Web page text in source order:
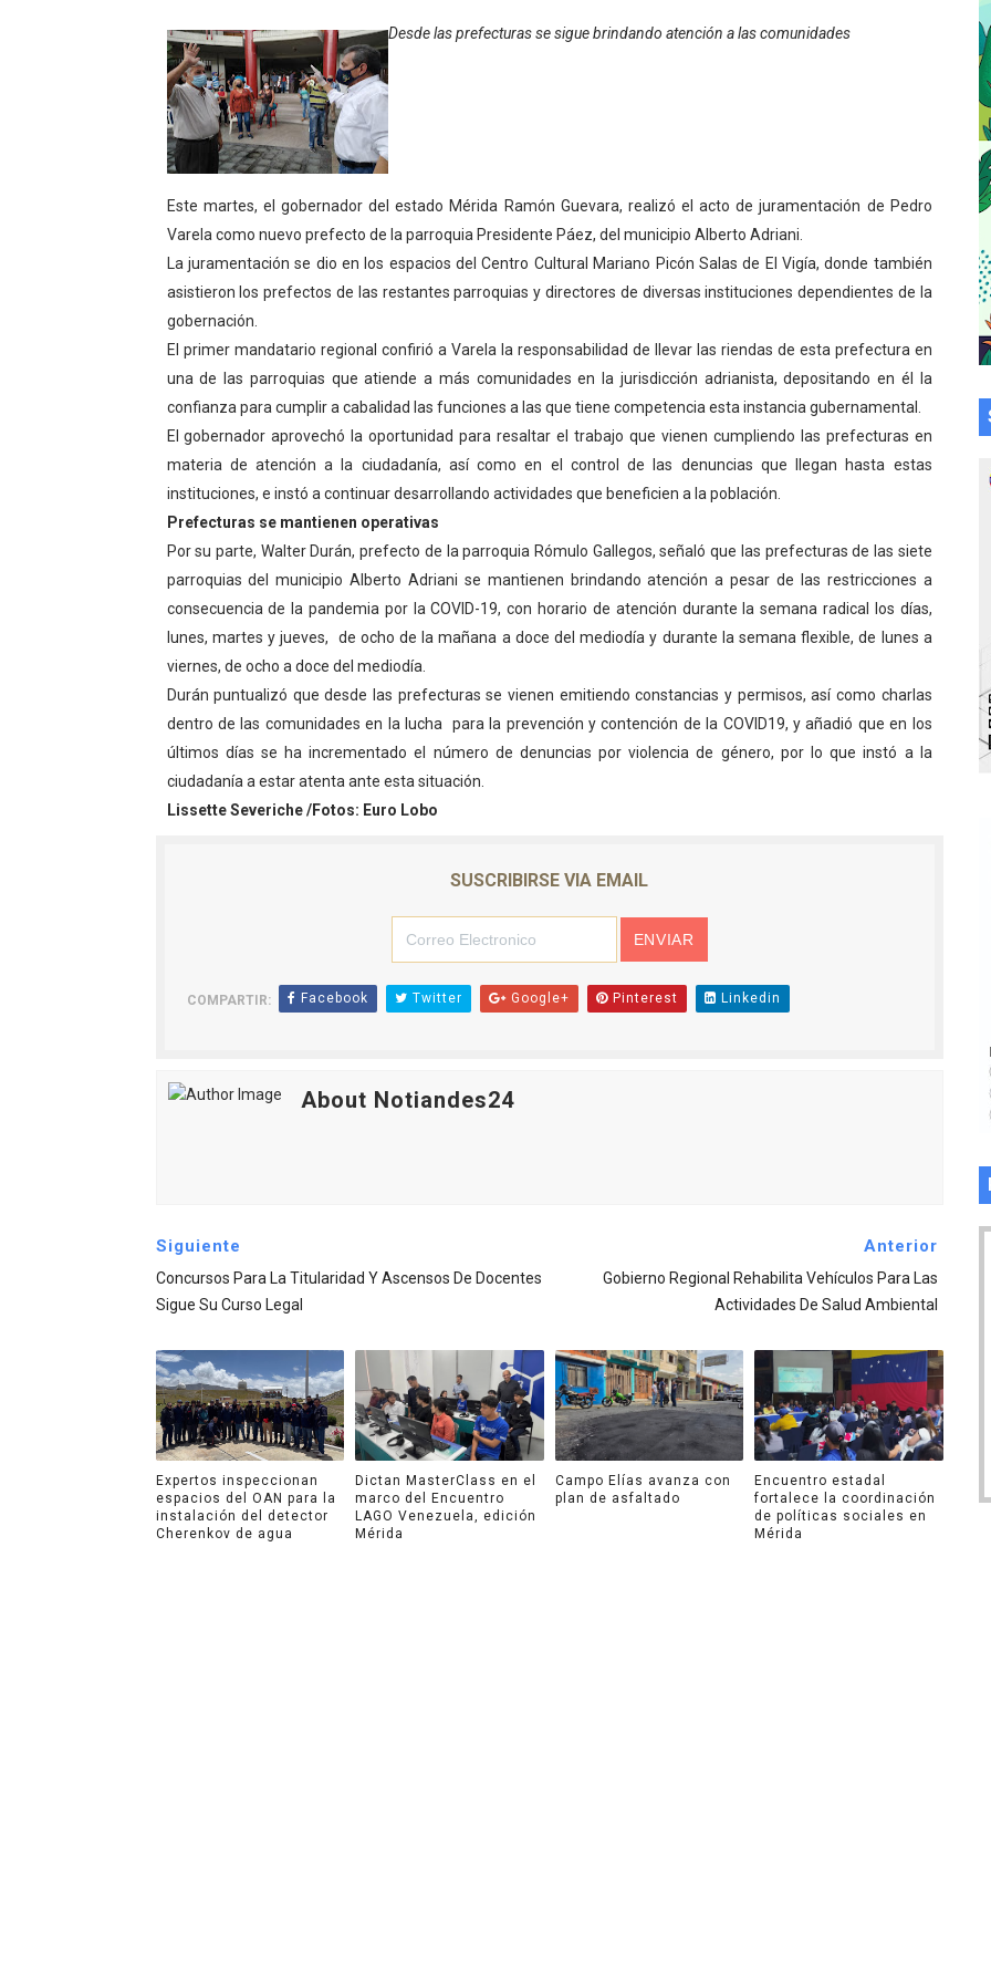
Gobierno bolivariano avanza en la transformación del hospital Sor Juana Inés
Niños merideños aprenden sobre gaita de tambora con Fundecem
Hospital universitario muestra sus avances en visita del Consejo Legislativo
Instituto Nacional de Nutrición celebra Semana Internacional de la Lactancia Materna
Gobernación de Mérida fortalece el desarrollo productivo en Rangel
Corposalud inició talleres para aspirantes al curso de Emergencia Prehospitalaria
Fortaleciendo la economía comunal en El Vigía con microcréditos a emprendedores y
Campo Elías consolida plan de bacheo en el sector La Montañita
Fundecem inició con éxito el taller vacacional de origami
El Lactario del Iahula celebra la Semana Mundial de la Lactancia Materna
Plan Vacacional "Venezuela Ríe 2026" brinda recreación y cultura a niños del
Iniciación al yoga reúne a diversos clubes deportivos de Zea en una enriquecedora
Mincomunas impulsa el autogobierno en Mérida con plan de actualización y atención
Expertos inspeccionan espacios del OAN para la instalación del detector Cherenkov
Desde las prefecturas se sigue brindando atención a las comunidades
Este martes, el gobernador del estado Mérida Ramón Guevara, realizó el acto de juramentación de Pedro
Varela como nuevo prefecto de la parroquia Presidente Páez, del municipio Alberto Adriani.
La juramentación se dio en los espacios del Centro Cultural Mariano Picón Salas de El Vigía, donde también
asistieron los prefectos de las restantes parroquias y directores de diversas instituciones dependientes de la
gobernación.
El primer mandatario regional confirió a Varela la responsabilidad de llevar las riendas de esta prefectura en
una de las parroquias que atiende a más comunidades en la jurisdicción adrianista, depositando en él la
confianza para cumplir a cabalidad las funciones a las que tiene competencia esta instancia gubernamental.
El gobernador aprovechó la oportunidad para resaltar el trabajo que vienen cumpliendo las prefecturas en
materia de atención a la ciudadanía, así como en el control de las denuncias que llegan hasta estas
instituciones, e instó a continuar desarrollando actividades que beneficien a la población.
Prefecturas se mantienen operativas
Por su parte, Walter Durán, prefecto de la parroquia Rómulo Gallegos, señaló que las prefecturas de las siete
parroquias del municipio Alberto Adriani se mantienen brindando atención a pesar de las restricciones a
consecuencia de la pandemia por la COVID-19, con horario de atención durante la semana radical los días,
lunes, martes y jueves, de ocho de la mañana a doce del mediodía y durante la semana flexible, de lunes a
viernes, de ocho a doce del mediodía.
Durán puntualizó que desde las prefecturas se vienen emitiendo constancias y permisos, así como charlas
dentro de las comunidades en la lucha para la prevención y contención de la COVID19, y añadió que en los
últimos días se ha incrementado el número de denuncias por violencia de género, por lo que instó a la
ciudadanía a estar atenta ante esta situación.
Lissette Severiche /Fotos: Euro Lobo
SUSCRIBIRSE VIA EMAIL
COMPARTIR: Facebook Twitter Google+ Pinterest Linkedin
About Notiandes24
Siguiente
Concursos Para La Titularidad Y Ascensos De Docentes
Sigue Su Curso Legal
Anterior
Gobierno Regional Rehabilita Vehículos Para Las
Actividades De Salud Ambiental
Expertos inspeccionan
espacios del OAN para la
instalación del detector
Cherenkov de agua
Dictan MasterClass en el
marco del Encuentro
LAGO Venezuela, edición
Mérida
Campo Elías avanza con
plan de asfaltado
Encuentro estadal
fortalece la coordinación
de políticas sociales en
Mérida